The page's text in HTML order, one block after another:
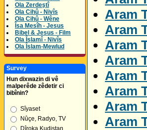
Ola Zerdeştî
Ola Cihû - Nivîs
Ola Cihû - Wêne
Îsa Mesîh - Jesus
Bibel & Jesus - Film
Ola Îslamî - Nivîs
Ola Îslam-Mewlud
Survey
Hun dixwazin di vê
malperêde zêdetir ci
bibînin?
Sîyaset
Nûçe, Radyo, TV
Dîroka Kudistan
Aram
Aram
Aram
Aram
Aram
Aram
Aram
Aram